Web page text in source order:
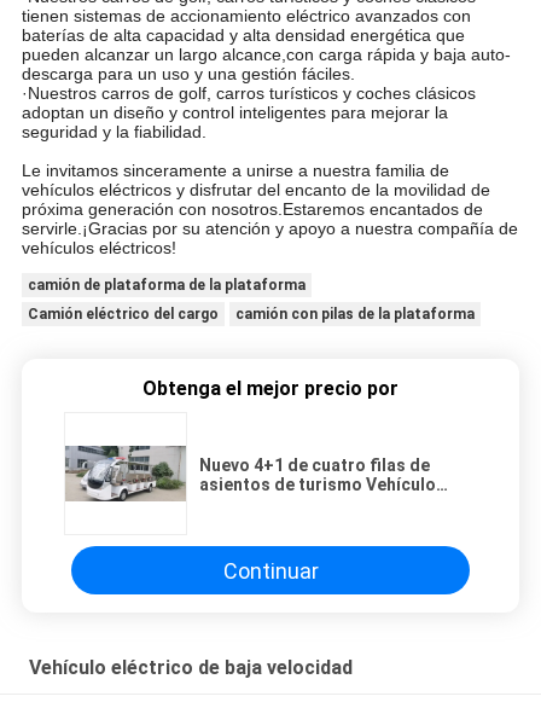
tienen sistemas de accionamiento eléctrico avanzados con
baterías de alta capacidad y alta densidad energética que
pueden alcanzar un largo alcance,con carga rápida y baja auto-
descarga para un uso y una gestión fáciles.
·Nuestros carros de golf, carros turísticos y coches clásicos
adoptan un diseño y control inteligentes para mejorar la
seguridad y la fiabilidad.
Le invitamos sinceramente a unirse a nuestra familia de
vehículos eléctricos y disfrutar del encanto de la movilidad de
próxima generación con nosotros.Estaremos encantados de
servirle.¡Gracias por su atención y apoyo a nuestra compañía de
vehículos eléctricos!
camión de plataforma de la plataforma
Camión eléctrico del cargo
camión con pilas de la plataforma
Obtenga el mejor precio por
Nuevo 4+1 de cuatro filas de
asientos de turismo Vehículo
Continuar
Vehículo eléctrico de baja velocidad